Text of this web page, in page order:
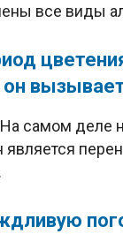
все виды
он
самом деле
является